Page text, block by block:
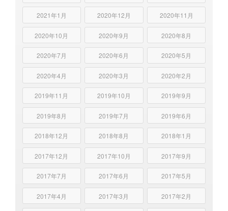
2021年1月 2020年12月 2020年11月
2020年10月 2020年9月 2020年8月
2020年7月 2020年6月 2020年5月
2020年4月 2020年3月 2020年2月
2019年11月 2019年10月 2019年9月
2019年8月 2019年7月 2019年6月
2018年12月 2018年8月 2018年1月
2017年12月 2017年10月 2017年9月
2017年7月 2017年6月 2017年5月
2017年4月 2017年3月 2017年2月